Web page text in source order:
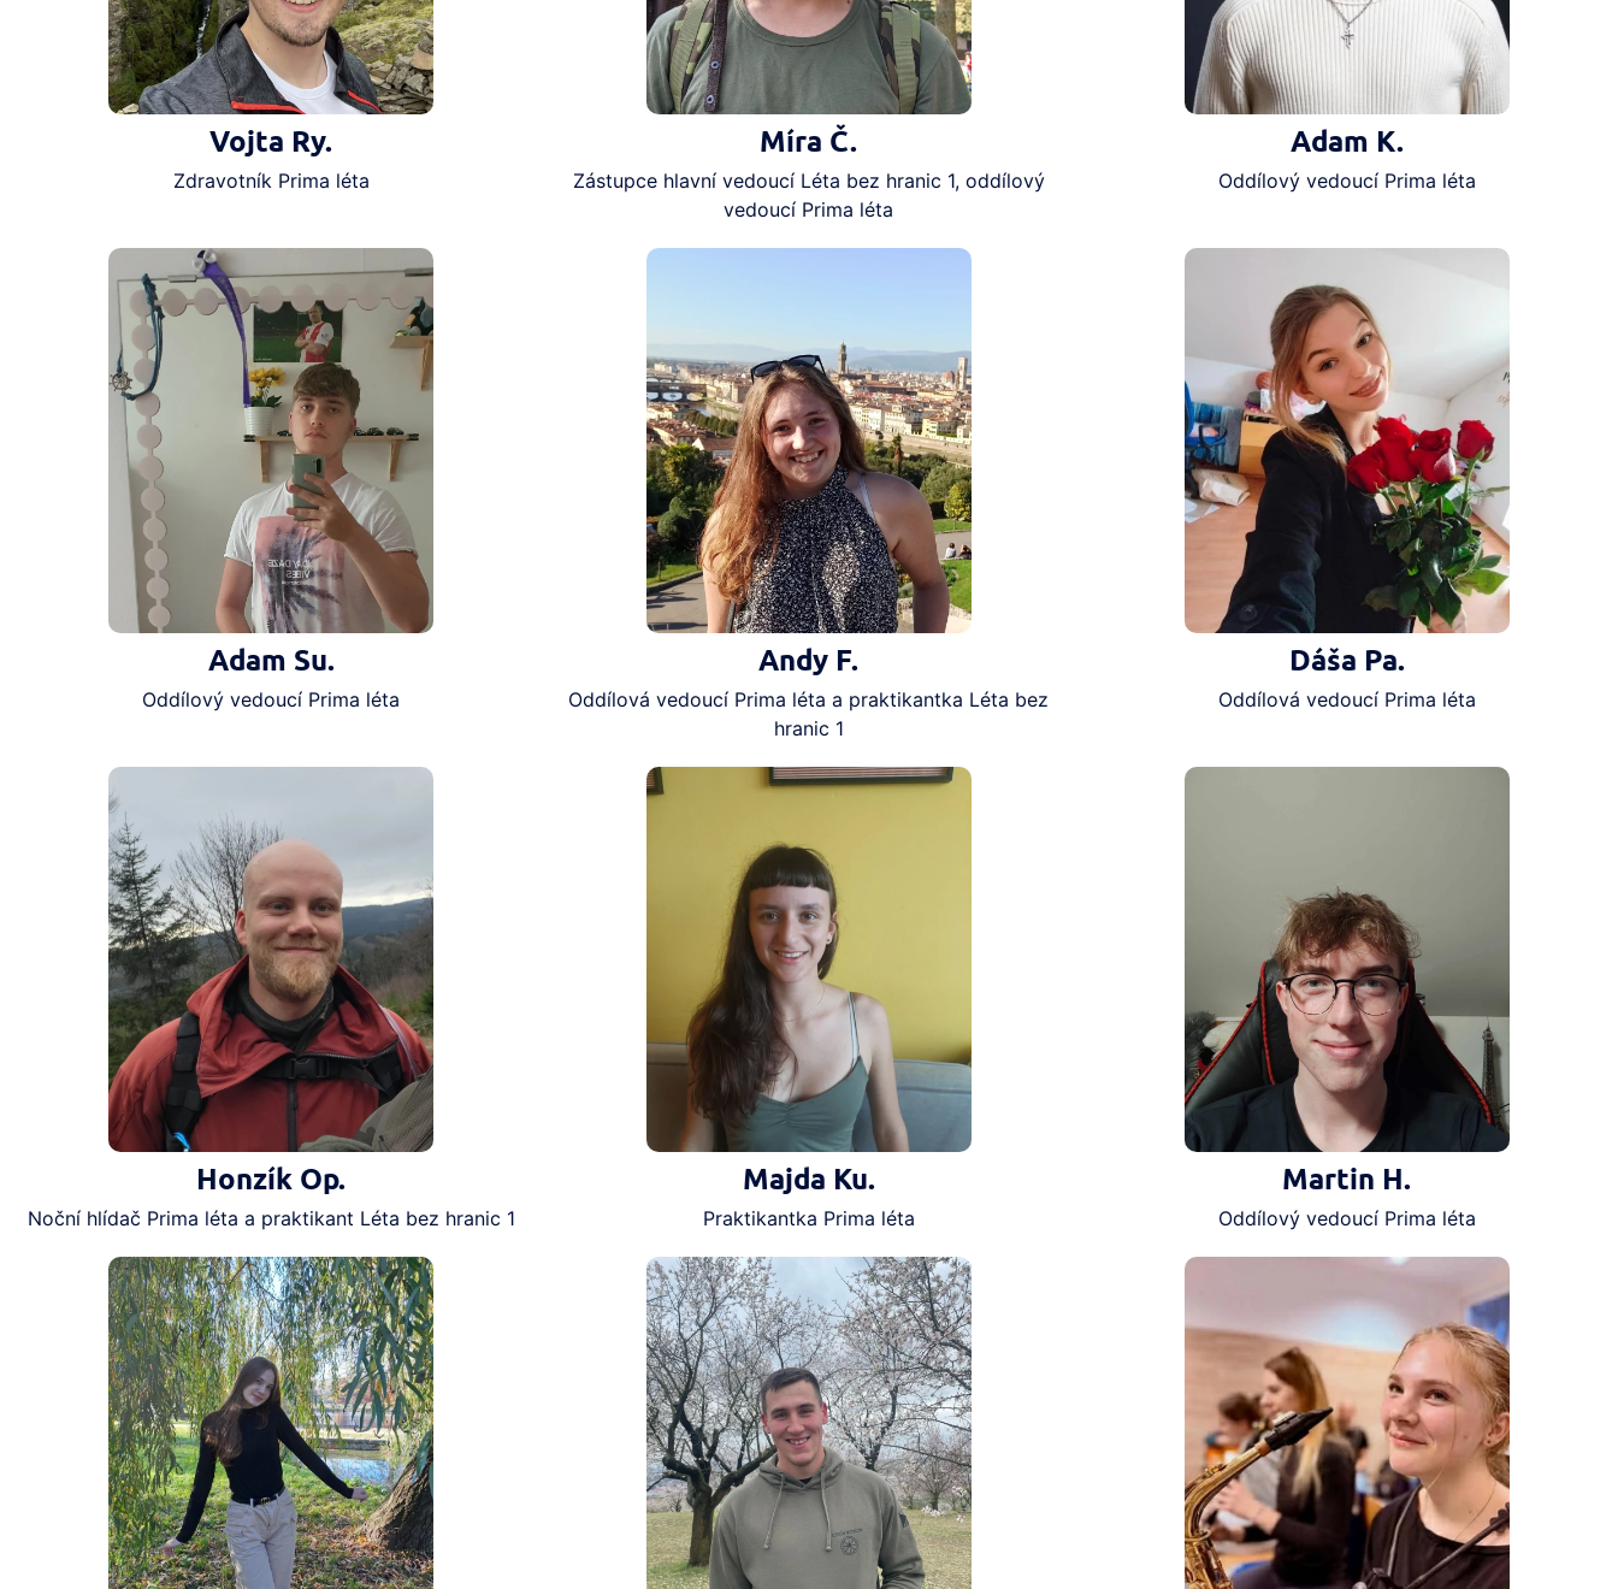
Vojta Ry.
Zdravotník Prima léta
Míra Č.
Zástupce hlavní vedoucí Léta bez hranic 1, oddílový
vedoucí Prima léta
Adam K.
Oddílový vedoucí Prima léta
Adam Su.
Oddílový vedoucí Prima léta
Andy F.
Oddílová vedoucí Prima léta a praktikantka Léta bez
hranic 1
Dáša Pa.
Oddílová vedoucí Prima léta
Honzík Op.
Noční hlídač Prima léta a praktikant Léta bez hranic 1
Majda Ku.
Praktikantka Prima léta
Martin H.
Oddílový vedoucí Prima léta